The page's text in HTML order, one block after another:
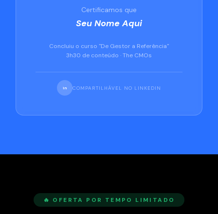
Certificamos que
Seu Nome Aqui
Concluiu o curso "De Gestor a Referência"
3h30 de conteúdo · The CMOs
in COMPARTILHÁVEL NO LINKEDIN
🔥 OFERTA POR TEMPO LIMITADO